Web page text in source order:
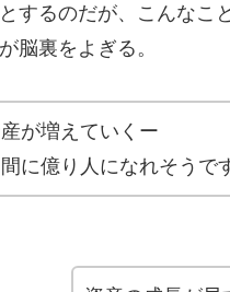
するのだが、こんなこ
脳裏をよぎる。
が増えていくー
に億り人になれそうで